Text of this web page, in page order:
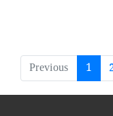
Previous 1